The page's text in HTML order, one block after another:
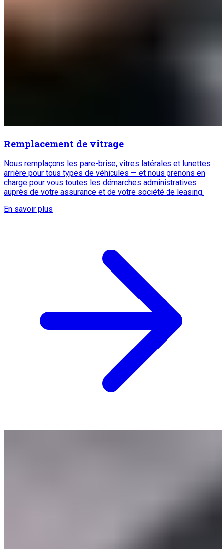
Remplacement de vitrage
Nous remplaçons les pare-brise, vitres latérales et lunettes
arrière pour tous types de véhicules — et nous prenons en
charge pour vous toutes les démarches administratives
auprès de votre assurance et de votre société de leasing.
En savoir plus